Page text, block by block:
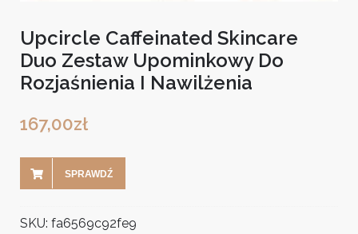
Upcircle Caffeinated Skincare
Duo Zestaw Upominkowy Do
Rozjaśnienia I Nawilżenia
167,00zł
SPRAWDŹ
SKU: fa6569c92fe9